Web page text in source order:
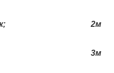
Приймак; 2м
3м